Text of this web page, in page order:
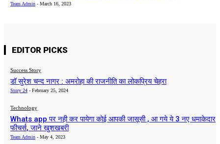
Team Admin - March 16, 2023
EDITOR PICKS
Success Story
डॉ सुरेश चन्द नागर : अमरोहा की राजनीति का लोकप्रिय चेहरा
Story 24 - February 25, 2024
Technology
Whats app पर नही कर पायेगा कोई आपकी जासूसी , आ गये ये 3 नए धमाकेदार
फीचर्स, जाने खुशखबरी
Team Admin - May 4, 2023